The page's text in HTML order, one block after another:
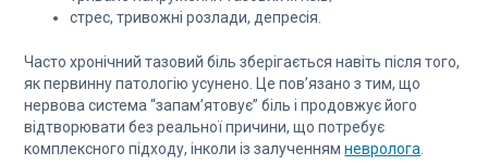
стрес, тривожні розлади, депресія.
Часто хронічний тазовий біль зберігається навіть після того,
як первинну патологію усунено. Це пов’язано з тим, що
нервова система “запам’ятовує” біль і продовжує його
відтворювати без реальної причини, що потребує
комплексного підходу, інколи із залученнямневролога